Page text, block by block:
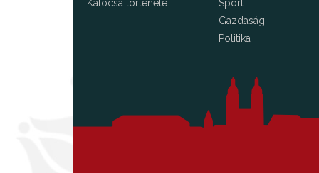
Kalocsa története
Sport
Gazdaság
Politika